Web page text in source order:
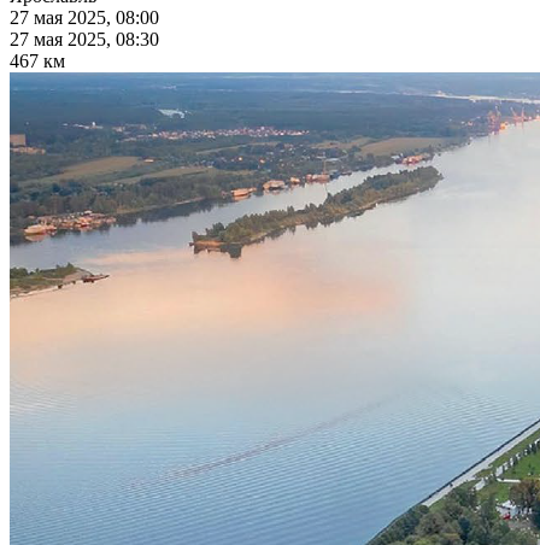
27 мая 2025, 08:00
27 мая 2025, 08:30
467 км